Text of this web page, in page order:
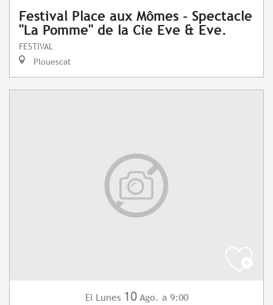
Festival Place aux Mômes - Spectacle
"La Pomme" de la Cie Eve & Eve.
FESTIVAL
Plouescat
El Lunes 10 Ago. a 9:00